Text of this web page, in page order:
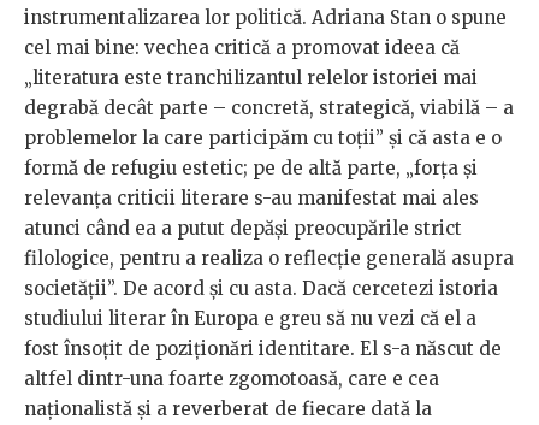
instrumentalizarea lor politică. Adriana Stan o spune
cel mai bine: vechea critică a promovat ideea că
„literatura este tranchilizantul relelor istoriei mai
degrabă decât parte – concretă, strategică, viabilă – a
problemelor la care participăm cu toții” și că asta e o
formă de refugiu estetic; pe de altă parte, „forța și
relevanța criticii literare s-au manifestat mai ales
atunci când ea a putut depăși preocupările strict
filologice, pentru a realiza o reflecție generală asupra
societății”. De acord și cu asta. Dacă cercetezi istoria
studiului literar în Europa e greu să nu vezi că el a
fost însoțit de poziționări identitare. El s-a născut de
altfel dintr-una foarte zgomotoasă, care e cea
naționalistă și a reverberat de fiecare dată la